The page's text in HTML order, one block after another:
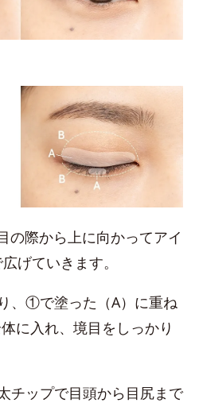
際から上に向かってアイ
げていきます。
、①で塗った（A）に重ね
に入れ、境目をしっかり
チップで目頭から目尻まで